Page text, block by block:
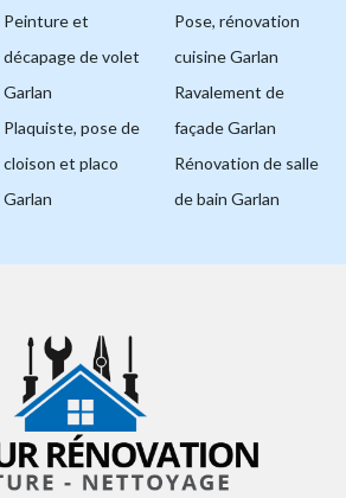
Peinture et
décapage de volet
Garlan
Plaquiste, pose de
cloison et placo
Garlan
Pose, rénovation
cuisine Garlan
Ravalement de
façade Garlan
Rénovation de salle
de bain Garlan